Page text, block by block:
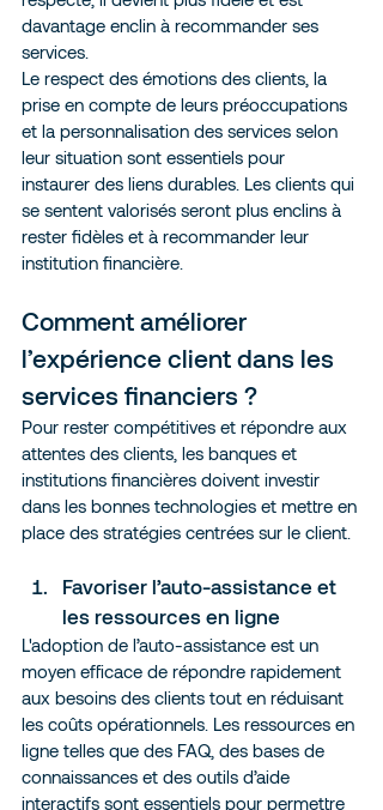
davantage enclin à recommander ses
services.
Le respect des émotions des clients, la
prise en compte de leurs préoccupations
et la personnalisation des services selon
leur situation sont essentiels pour
instaurer des liens durables. Les clients qui
se sentent valorisés seront plus enclins à
rester fidèles et à recommander leur
institution financière.
Comment améliorer
l’expérience client dans les
services financiers ?
Pour rester compétitives et répondre aux
attentes des clients, les banques et
institutions financières doivent investir
dans les bonnes technologies et mettre en
place des stratégies centrées sur le client.
Favoriser l’auto-assistance et
les ressources en ligne
L'adoption de l’auto-assistance est un
moyen efficace de répondre rapidement
aux besoins des clients tout en réduisant
les coûts opérationnels. Les ressources en
ligne telles que des FAQ, des bases de
connaissances et des outils d’aide
interactifs sont essentiels pour permettre